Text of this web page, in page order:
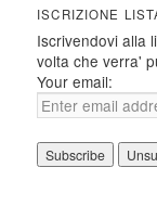
ISCRIZIONE
Iscrivendovi alla
volta che verra'
Your email: